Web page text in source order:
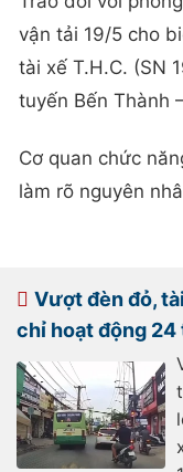
vận tải 19/5 cho
tài xế T.H.C. (SN
tuyến Bến Thành
Cơ quan chức
làm rõ nguyên
Vượt đèn đỏ,
chỉ hoạt động 24